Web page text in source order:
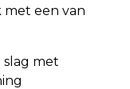
met een van
slag met